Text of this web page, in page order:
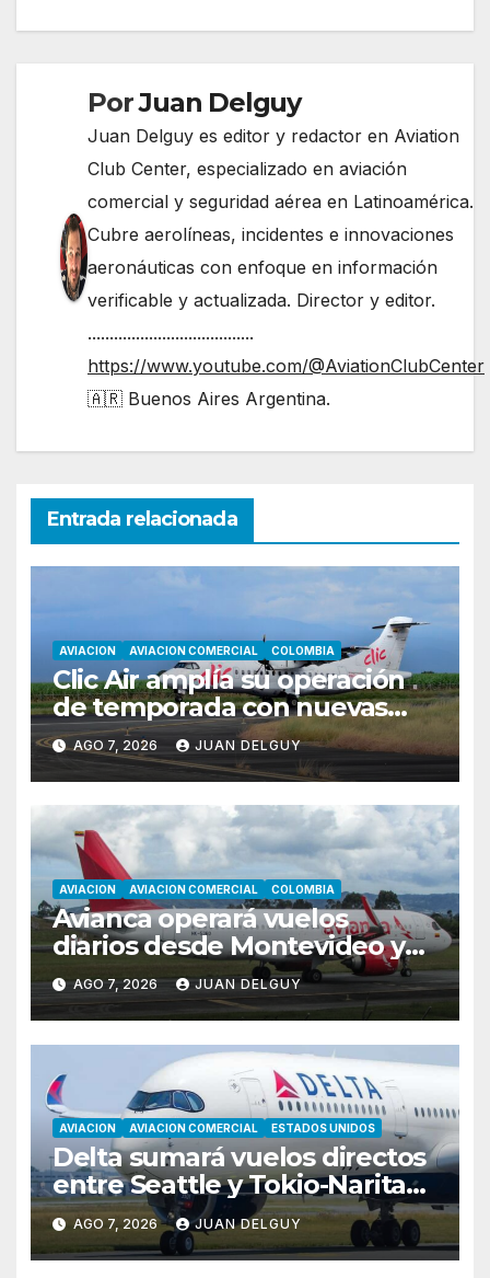
PorJuan Delguy
Juan Delguy es editor y redactor en Aviation
Club Center, especializado en aviación
comercial y seguridad aérea en Latinoamérica.
Cubre aerolíneas, incidentes e innovaciones
aeronáuticas con enfoque en información
verificable y actualizada. Director y editor.
......................................
https://www.youtube.com/@AviationClubCenter
🇦🇷 Buenos Aires Argentina.
Entrada relacionada
AVIACION AVIACION COMERCIAL COLOMBIA
Clic Air amplía su operación
de temporada con nuevas
rutas hacia Cartagena y Tolú
AGO 7, 2026 JUAN DELGUY
AVIACION AVIACION COMERCIAL COLOMBIA
Avianca operará vuelos
diarios desde Montevideo y
Asunción hacia Bogotá
AGO 7, 2026 JUAN DELGUY
AVIACION AVIACION COMERCIAL ESTADOS UNIDOS
Delta sumará vuelos directos
entre Seattle y Tokio-Narita
desde marzo de 2027
AGO 7, 2026 JUAN DELGUY